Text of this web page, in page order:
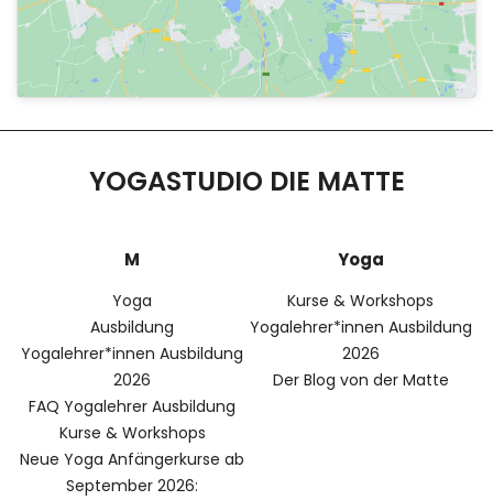
YOGASTUDIO DIE MATTE
M
Yoga
Ausbildung
Yogalehrer*innen Ausbildung
2026
FAQ Yogalehrer Ausbildung
Kurse & Workshops
Neue Yoga Anfängerkurse ab
September 2026:
Yoga
Kurse & Workshops
Yogalehrer*innen Ausbildung
2026
Der Blog von der Matte